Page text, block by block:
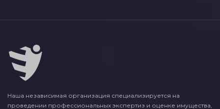
Наша независимая организация специализируется на
проведении профессиональных экспертиз и оценке имущества,